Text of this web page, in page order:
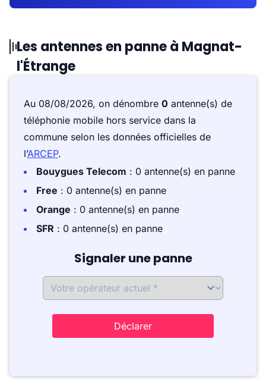
Les antennes en panne à Magnat-
l'Étrange
Au 08/08/2026, on dénombre 0 antenne(s) de
téléphonie mobile hors service dans la
commune selon les données officielles de
l’ARCEP.
Bouygues Telecom : 0 antenne(s) en panne
Free : 0 antenne(s) en panne
Orange : 0 antenne(s) en panne
SFR : 0 antenne(s) en panne
Signaler une panne
Déclarer